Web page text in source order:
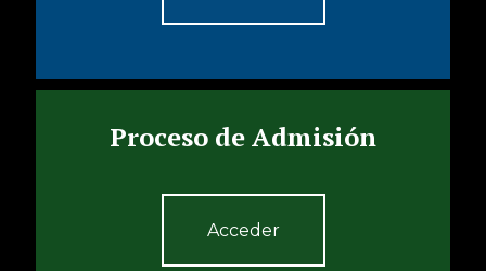
Proceso de Admisión
Acceder